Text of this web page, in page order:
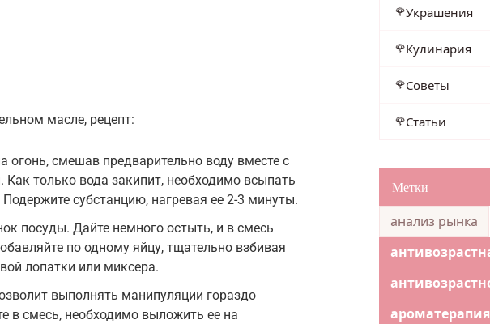
масле, рецепт:
огонь, смешав предварительно воду вместе с
только вода закипит, необходимо всыпать
субстанцию, нагревая ее 2-3 минуты.
посуды. Дайте немного остыть, и в смесь
по одному яйцу, тщательно взбивая
лопатки или миксера.
выполнять манипуляции гораздо
в смесь, необходимо выложить ее на
Украшения
Кулинария
Советы
Статьи
Метки
анализ рынка
ароматерапия